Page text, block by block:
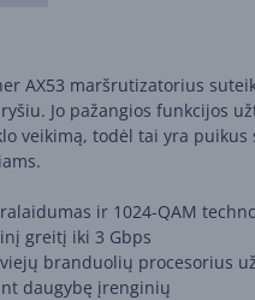
AX53 maršrutizatorius
Jo pažangios funkcijos
veikimą, todėl tai yra
ir 1024-QAM
greitį iki 3 Gbps
branduolių procesorius
daugybę įrenginių